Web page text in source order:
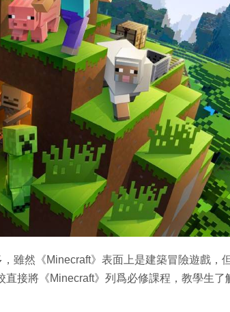
雖然《Minecraft》表面上是建築冒險遊戲，
接將《Minecraft》列爲必修課程，教學生了